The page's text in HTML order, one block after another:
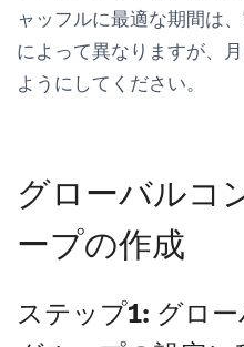
ャッフルに最適な期間は
によって異なりますが、
ようにしてください。
グローバルコ
ープの作成
ステップ1: グロ